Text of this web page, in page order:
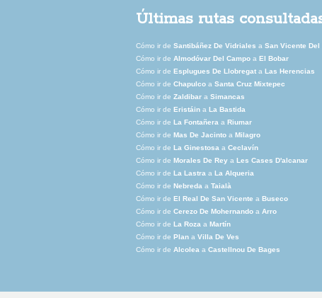
Últimas rutas
Cómo ir de Santibáñez De Vidriales a San Vicente Del
Cómo ir de Almodóvar Del Campo a El Bobar
Cómo ir de Esplugues De Llobregat a Las Herencias
Cómo ir de Chapulco a Santa Cruz Mixtepec
Cómo ir de Zaldibar a Simancas
Cómo ir de Eristáin a La Bastida
Cómo ir de La Fontañera a Riumar
Cómo ir de Mas De Jacinto a Milagro
Cómo ir de La Ginestosa a Ceclavín
Cómo ir de Morales De Rey a Les Cases D'alcanar
Cómo ir de La Lastra a La Alqueria
Cómo ir de Nebreda a Taialà
Cómo ir de El Real De San Vicente a Buseco
Cómo ir de Cerezo De Mohernando a Arro
Cómo ir de La Roza a Martín
Cómo ir de Plan a Villa De Ves
Cómo ir de Alcolea a Castellnou De Bages